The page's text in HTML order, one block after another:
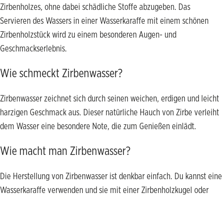
Zirbenholzes, ohne dabei schädliche Stoffe abzugeben. Das
Servieren des Wassers in einer Wasserkaraffe mit einem schönen
Zirbenholzstück wird zu einem besonderen Augen- und
Geschmackserlebnis.
Wie schmeckt Zirbenwasser?
Zirbenwasser zeichnet sich durch seinen weichen, erdigen und leicht
harzigen Geschmack aus. Dieser natürliche Hauch von Zirbe verleiht
dem Wasser eine besondere Note, die zum Genießen einlädt.
Wie macht man Zirbenwasser?
Die Herstellung von Zirbenwasser ist denkbar einfach. Du kannst eine
Wasserkaraffe verwenden und sie mit einer Zirbenholzkugel oder